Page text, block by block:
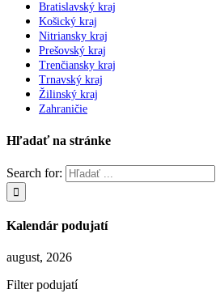
Bratislavský kraj
Košický kraj
Nitriansky kraj
Prešovský kraj
Trenčiansky kraj
Trnavský kraj
Žilinský kraj
Zahraničie
Hľadať na stránke
Search for:
Kalendár podujatí
august, 2026
Filter podujatí